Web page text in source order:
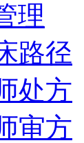
理
路径
处方
审方